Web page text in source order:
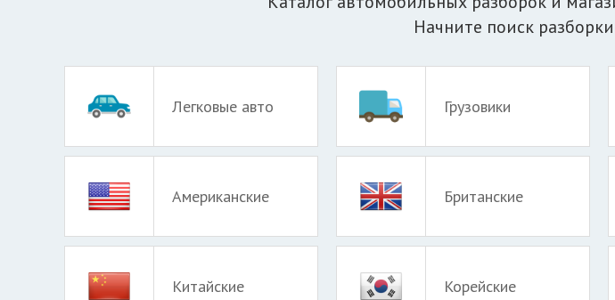
Начните поиск
Легковые авто Грузовики
Американские Британские
Китайские Корейские